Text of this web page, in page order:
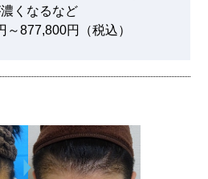
くなるなど
～877,800円（税込）